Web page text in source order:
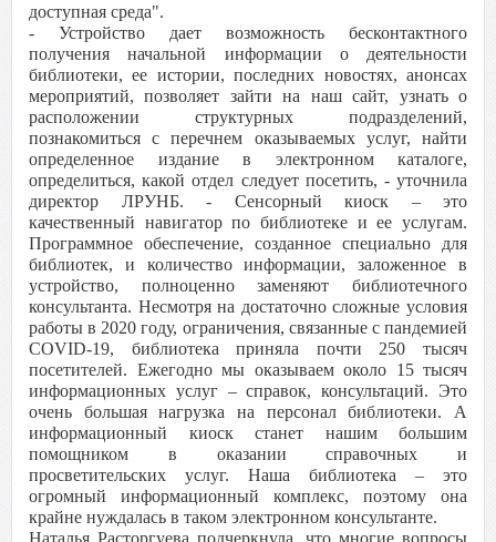
доступная среда".
- Устройство дает возможность бесконтактного
получения начальной информации о деятельности
библиотеки, ее истории, последних новостях, анонсах
мероприятий, позволяет зайти на наш сайт, узнать о
расположении структурных подразделений,
познакомиться с перечнем оказываемых услуг, найти
определенное издание в электронном каталоге,
определиться, какой отдел следует посетить, - уточнила
директор ЛРУНБ. - Сенсорный киоск – это
качественный навигатор по библиотеке и ее услугам.
Программное обеспечение, созданное специально для
библиотек, и количество информации, заложенное в
устройство, полноценно заменяют библиотечного
консультанта. Несмотря на достаточно сложные условия
работы в 2020 году, ограничения, связанные с пандемией
COVID-19, библиотека приняла почти 250 тысяч
посетителей. Ежегодно мы оказываем около 15 тысяч
информационных услуг – справок, консультаций. Это
очень большая нагрузка на персонал библиотеки. А
информационный киоск станет нашим большим
помощником в оказании справочных и
просветительских услуг. Наша библиотека – это
огромный информационный комплекс, поэтому она
крайне нуждалась в таком электронном консультанте.
Наталья Расторгуева подчеркнула, что многие вопросы